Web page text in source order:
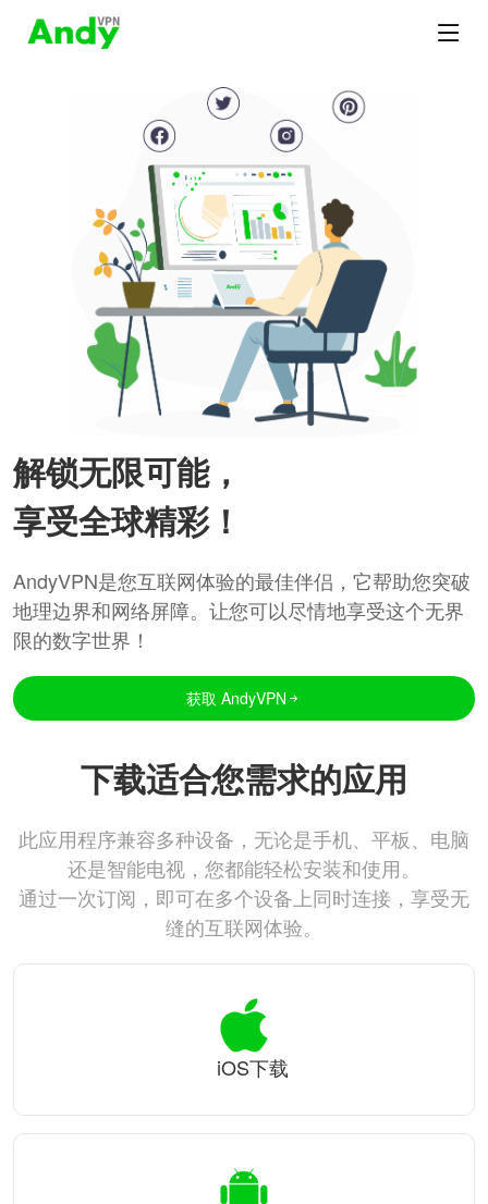
解锁无限可能，
享受全球精彩！
AndyVPN是您互联网体验的最佳伴侣，它帮助您突破
地理边界和网络屏障。让您可以尽情地享受这个无界
限的数字世界！
获取 AndyVPN
下载适合您需求的应用
此应用程序兼容多种设备，无论是手机、平板、电脑
还是智能电视，您都能轻松安装和使用。
通过一次订阅，即可在多个设备上同时连接，享受无
缝的互联网体验。
iOS下载